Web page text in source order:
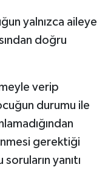
yalnızca aileye
doğru
verip
durumu ile
gerektiği
yanıtı